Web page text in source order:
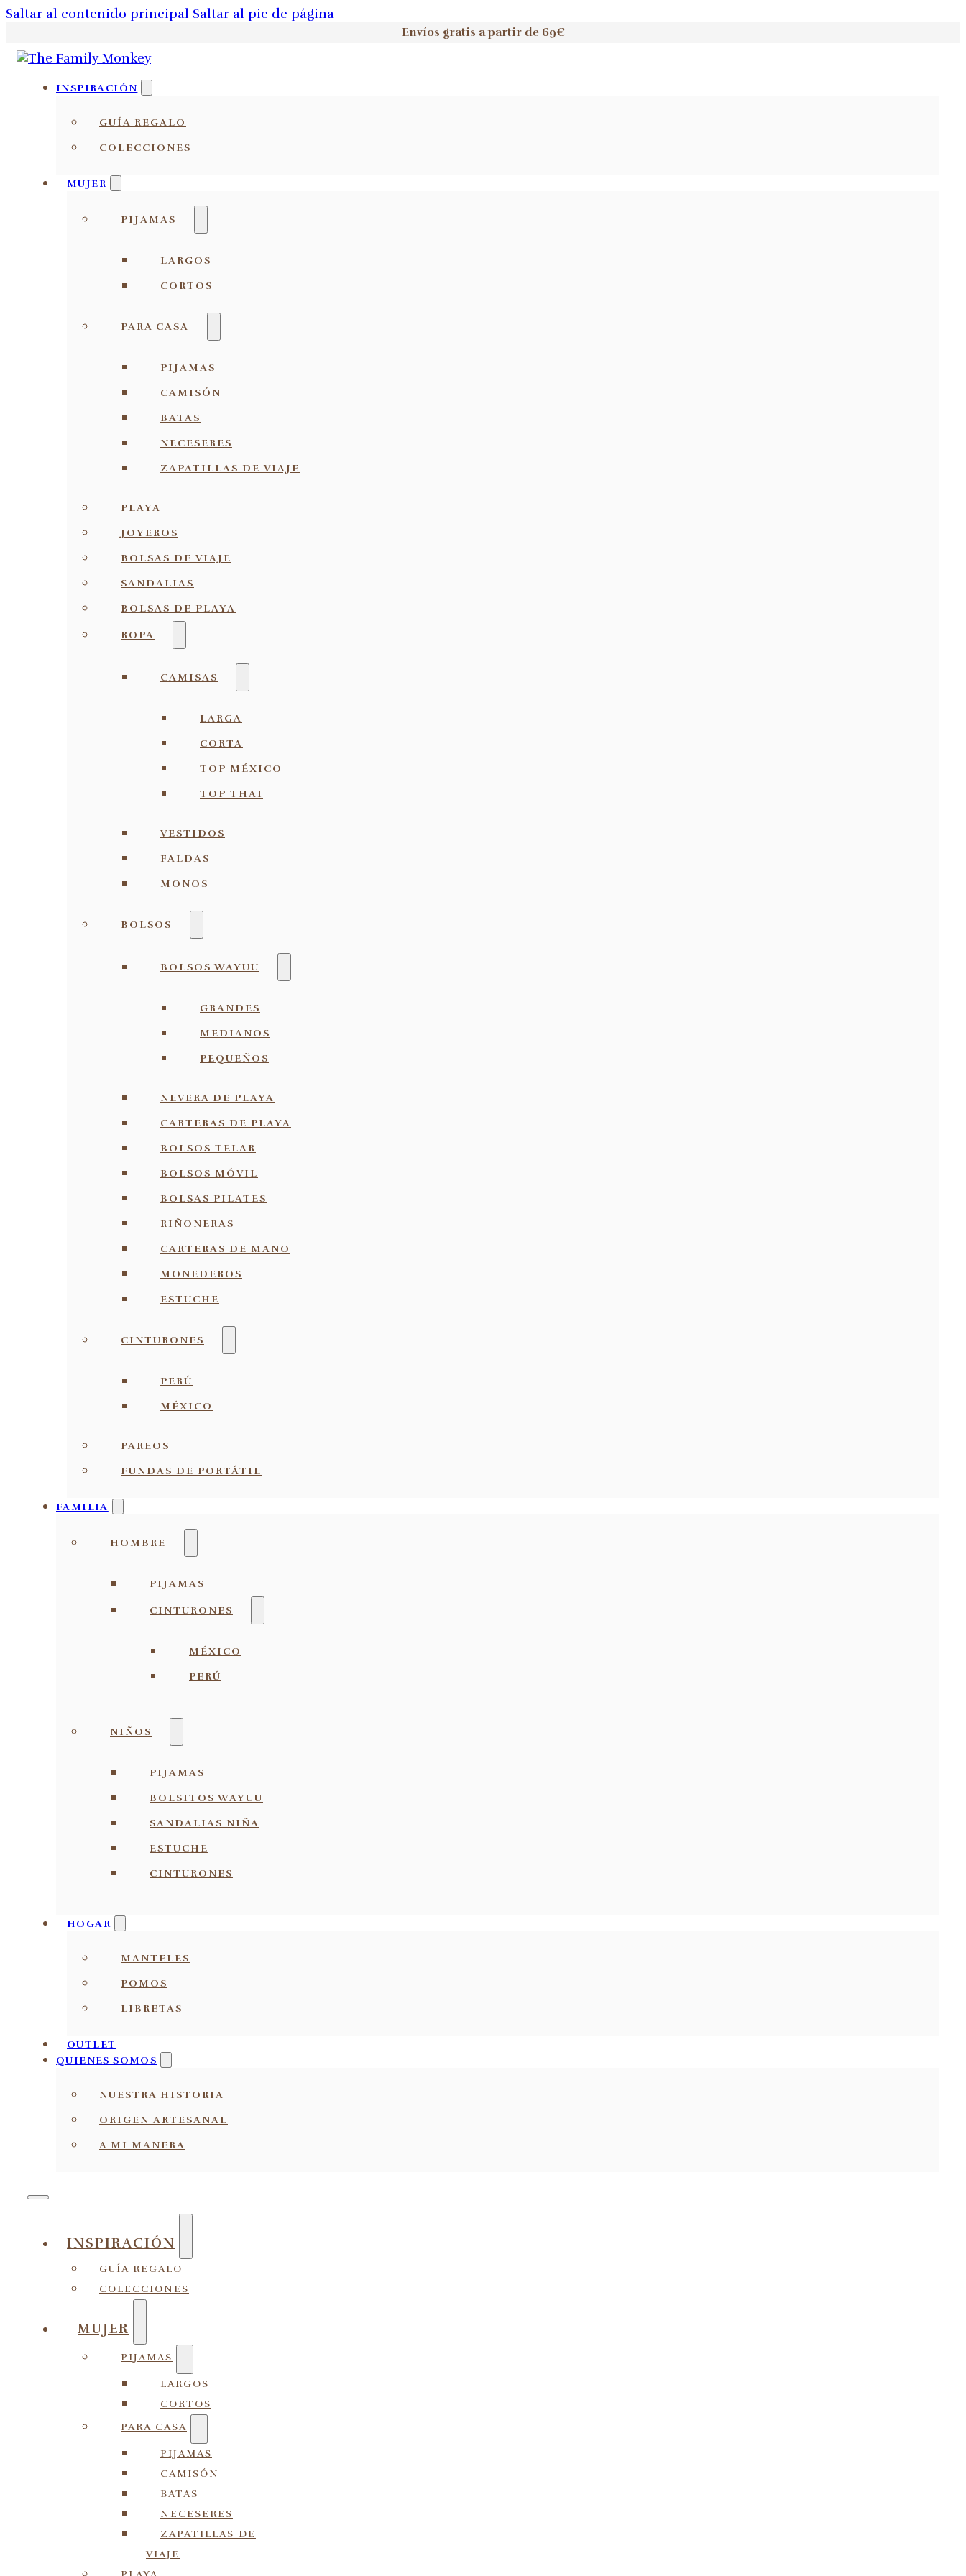
Saltar al contenido principal Saltar al pie de página
Envíos gratis a partir de 69€
INSPIRACIÓN
GUÍA REGALO
COLECCIONES
MUJER
PIJAMAS
LARGOS
CORTOS
PARA CASA
PIJAMAS
CAMISÓN
BATAS
NECESERES
ZAPATILLAS DE VIAJE
PLAYA
JOYEROS
BOLSAS DE VIAJE
SANDALIAS
BOLSAS DE PLAYA
ROPA
CAMISAS
LARGA
CORTA
TOP MÉXICO
TOP THAI
VESTIDOS
FALDAS
MONOS
BOLSOS
BOLSOS WAYUU
GRANDES
MEDIANOS
PEQUEÑOS
NEVERA DE PLAYA
CARTERAS DE PLAYA
BOLSOS TELAR
BOLSOS MÓVIL
BOLSAS PILATES
RIÑONERAS
CARTERAS DE MANO
MONEDEROS
ESTUCHE
CINTURONES
PERÚ
MÉXICO
PAREOS
FUNDAS DE PORTÁTIL
FAMILIA
HOMBRE
PIJAMAS
CINTURONES
MÉXICO
PERÚ
NIÑOS
PIJAMAS
BOLSITOS WAYUU
SANDALIAS NIÑA
ESTUCHE
CINTURONES
HOGAR
MANTELES
POMOS
LIBRETAS
OUTLET
QUIENES SOMOS
NUESTRA HISTORIA
ORIGEN ARTESANAL
A MI MANERA
INSPIRACIÓN
GUÍA REGALO
COLECCIONES
MUJER
PIJAMAS
LARGOS
CORTOS
PARA CASA
PIJAMAS
CAMISÓN
BATAS
NECESERES
ZAPATILLAS DE
VIAJE